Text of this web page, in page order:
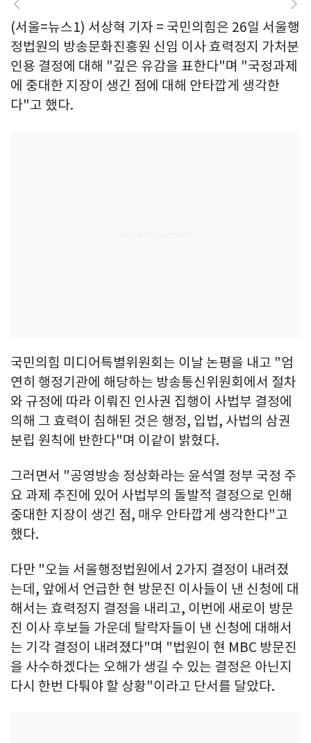
(서울=뉴스1) 서상혁 기자 = 국민의힘은 26일 서울행
정법원의 방송문화진흥원 신임 이사 효력정지 가처분
인용 결정에 대해 "깊은 유감을 표한다"며 "국정과제
에 중대한 지장이 생긴 점에 대해 안타깝게 생각한
다"고 했다.
국민의힘 미디어특별위원회는 이날 논평을 내고 "엄
연히 행정기관에 해당하는 방송통신위원회에서 절차
와 규정에 따라 이뤄진 인사권 집행이 사법부 결정에
의해 그 효력이 침해된 것은 행정, 입법, 사법의 삼권
분립 원칙에 반한다"며 이같이 밝혔다.
그러면서 "공영방송 정상화라는 윤석열 정부 국정 주
요 과제 추진에 있어 사법부의 돌발적 결정으로 인해
중대한 지장이 생긴 점, 매우 안타깝게 생각한다"고
했다.
다만 "오늘 서울행정법원에서 2가지 결정이 내려졌
는데, 앞에서 언급한 현 방문진 이사들이 낸 신청에 대
해서는 효력정지 결정을 내리고, 이번에 새로이 방문
진 이사 후보들 가운데 탈락자들이 낸 신청에 대해서
는 기각 결정이 내려졌다"며 "법원이 현 MBC 방문진
을 사수하겠다는 오해가 생길 수 있는 결정은 아닌지
다시 한번 다퉈야 할 상황"이라고 단서를 달았다.